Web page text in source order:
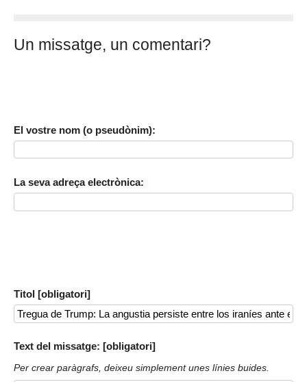
Un missatge, un comentari?
El vostre nom (o pseudònim):
La seva adreça electrònica:
Titol [obligatori]
Text del missatge: [obligatori]
Per crear paràgrafs, deixeu simplement unes línies buides.